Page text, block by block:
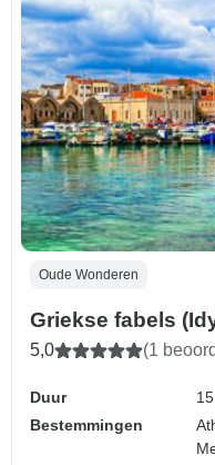
Oude Wonderen
Griekse fabels
5,0 (1
Duur
Bestemmingen